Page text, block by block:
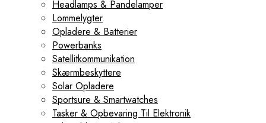
Headlamps & Pandelamper
Lommelygter
Opladere & Batterier
Powerbanks
Satellitkommunikation
Skærmbeskyttere
Solar Opladere
Sportsure & Smartwatches
Tasker & Opbevaring Til Elektronik